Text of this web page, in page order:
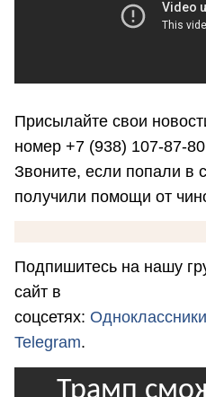
Присылайте свои
номер +7 (938) 107-87-
Звоните, если попали в
получили помощи от
Подпишитесь на нашу
сайт в
соцсетях: Одноклассники
Telegram.